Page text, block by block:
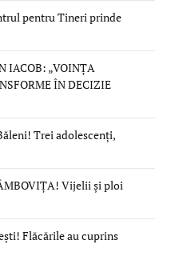
pentru Tineri prinde
IACOB: „VOINȚA
ÎN DECIZIE
Trei adolescenți,
Vijelii și ploi
Flăcările au cuprins